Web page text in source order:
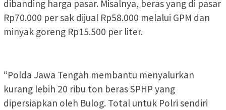
dibanding harga pasar. Misalnya, beras yang di pasar
Rp70.000 per sak dijual Rp58.000 melalui GPM dan
minyak goreng Rp15.500 per liter.
“Polda Jawa Tengah membantu menyalurkan
kurang lebih 20 ribu ton beras SPHP yang
dipersiapkan oleh Bulog. Total untuk Polri sendiri